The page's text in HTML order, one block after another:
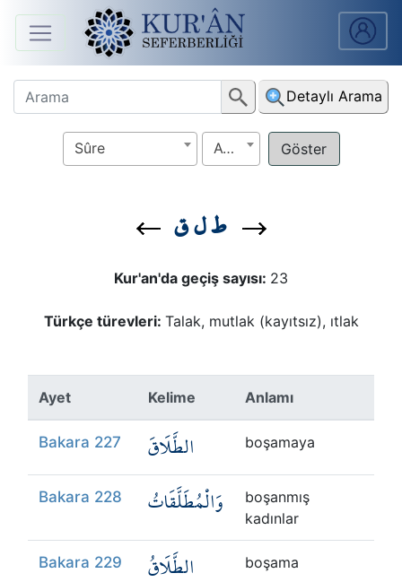
Anasayfa
Sûreler
Arapça
Kökler
Detaylı Arama
Sûre Ayet
ط ل ق
Kur'an'da geçiş sayısı: 23
Türkçe türevleri: Talak, mutlak (kayıtsız), ıtlak
Ayet Kelime Anlamı
Bakara 227 الطَّلَاقَ boşamaya
Bakara 228 وَالْمُطَلَّقَاتُ
boşanmış
kadınlar
Bakara 229 الطَّلَاقُ boşama